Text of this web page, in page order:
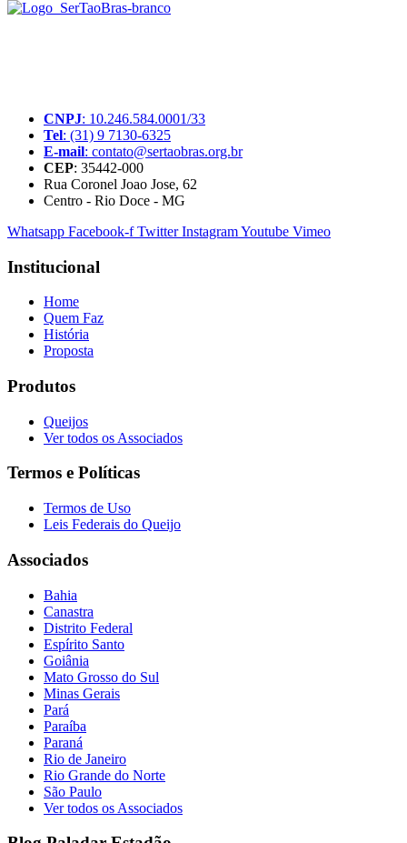
CNPJ: 10.246.584.0001/33
Tel: (31) 9 7130-6325
E-mail: contato@sertaobras.org.br
CEP: 35442-000
Rua Coronel Joao Jose, 62
Centro - Rio Doce - MG
Whatsapp Facebook-f Twitter InstagramYoutube Vimeo
Institucional
Home
Quem Faz
História
Proposta
Produtos
Queijos
Ver todos os Associados
Termos e Políticas
Termos de Uso
Leis Federais do Queijo
Associados
Bahia
Canastra
Distrito Federal
Espírito Santo
Goiânia
Mato Grosso do Sul
Minas Gerais
Pará
Paraíba
Paraná
Rio de Janeiro
Rio Grande do Norte
São Paulo
Ver todos os Associados